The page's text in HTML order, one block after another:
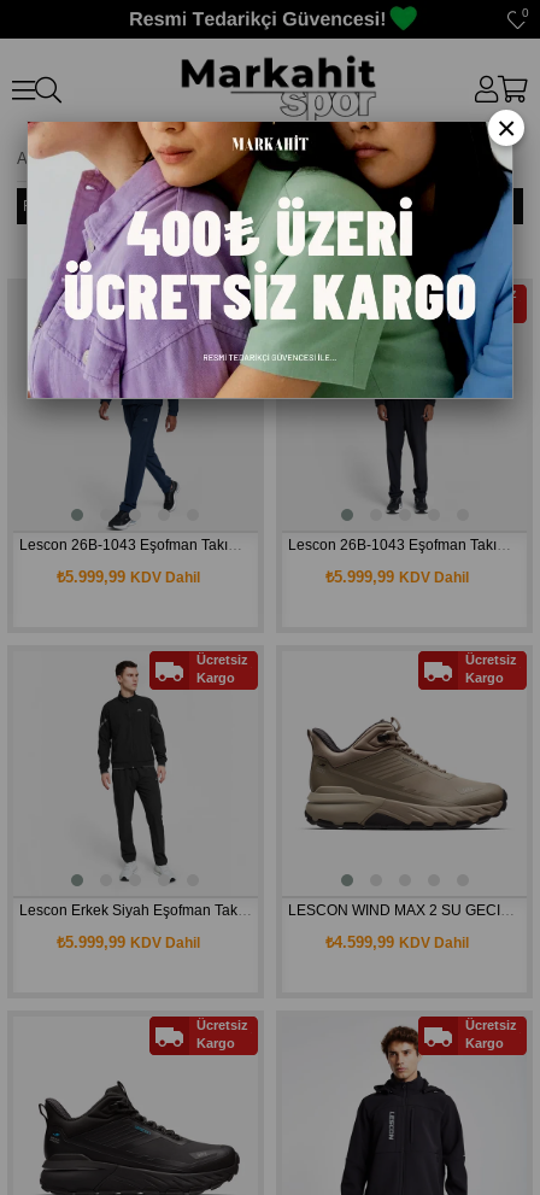
0
Anasayfa>LESCON
Filtreleme Sıralama
Lescon 26B-1043 Eşofman Takımı Erkek 26BTET001043
₺5.999,99 KDV Dahil
Ücretsiz
Kargo
₺5.999,99 KDV Dahil
Ücretsiz
Kargo
Lescon Erkek Siyah Eşofman Takımı 26B-1040
₺5.999,99 KDV Dahil
Ücretsiz
Kargo
₺4.599,99 KDV Dahil
Ücretsiz
Kargo
Ücretsiz
Kargo
Ücretsiz
Kargo
×